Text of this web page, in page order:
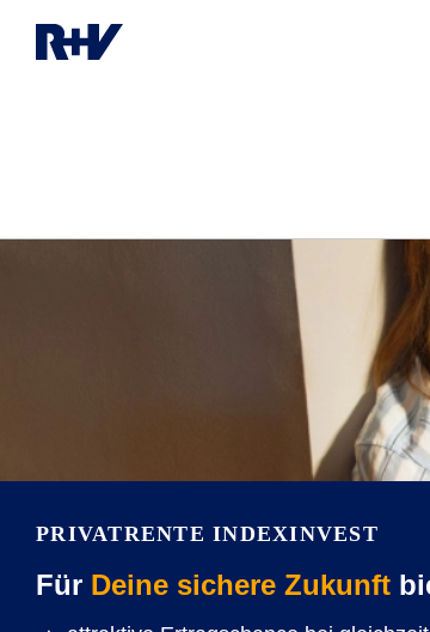
PRIVATRENTE INDEXINVEST
Für Deine sichere Zukunft